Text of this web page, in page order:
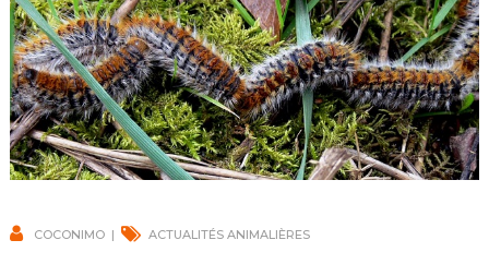
COCONIMO ACTUALITÉS ANIMALIÈRES